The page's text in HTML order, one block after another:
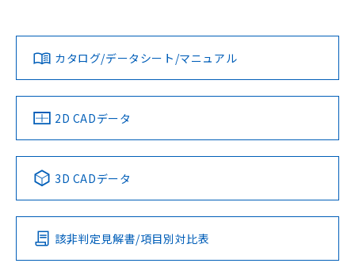
ダウンロードデータをご利用いただく前に、以下を必ずお読
みください。
ソフトウェアの使用条件
対応済み
中国 RoHS 注意事項・凡例
Pb Hg Cd Cr(VI)
O
LR型式承認
（イギリス
船舶規格）
DNV型式承認
（ノルウェー
BV型式承認
（フランス
KR型式
（韓国
No No No No
この製品の規格認証/適合状況ページへ
その他の認証はこちらのページからご検索ください
カタログ/データシート/マニュアル
2D CADデータ
3D CADデータ
該非判定見解書/項目別対比表